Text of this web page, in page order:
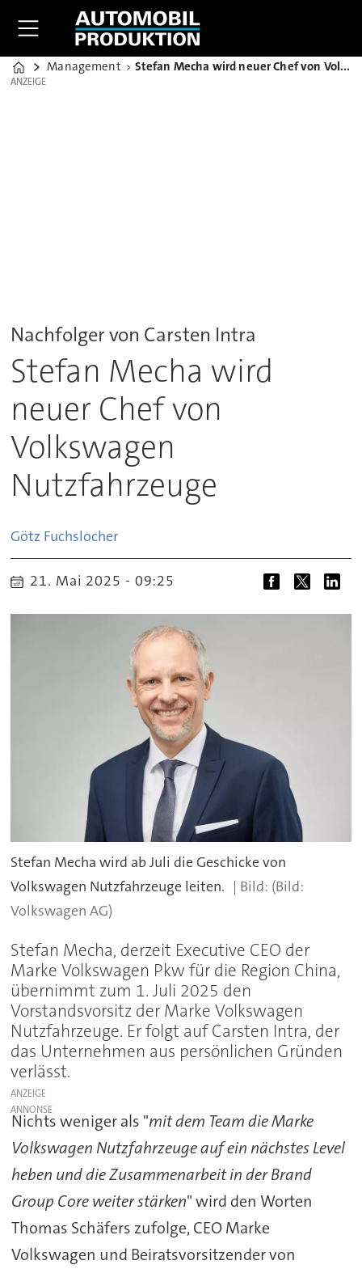
Home
Management Stefan Mecha wird neuer Chef von Volkswagen Nutzfahrzeuge
ANZEIGE
ANZEIGE
Nachfolger von Carsten Intra
Stefan Mecha wird
neuer Chef von
Volkswagen
Nutzfahrzeuge
Götz Fuchslocher
21. Mai 2025 - 09:25
Stefan Mecha wird ab Juli die Geschicke von
Volkswagen Nutzfahrzeuge leiten.
(Bild:
Volkswagen AG)
Stefan Mecha, derzeit Executive CEO der
Marke Volkswagen Pkw für die Region China,
übernimmt zum 1. Juli 2025 den
Vorstandsvorsitz der Marke Volkswagen
Nutzfahrzeuge. Er folgt auf Carsten Intra, der
das Unternehmen aus persönlichen Gründen
verlässt.
ANZEIGE
Nichts weniger als "mit dem Team die Marke
Volkswagen Nutzfahrzeuge auf ein nächstes Level
heben und die Zusammenarbeit in der Brand
Group Core weiter stärken" wird den Worten
Thomas Schäfers zufolge, CEO Marke
Volkswagen und Beiratsvorsitzender von